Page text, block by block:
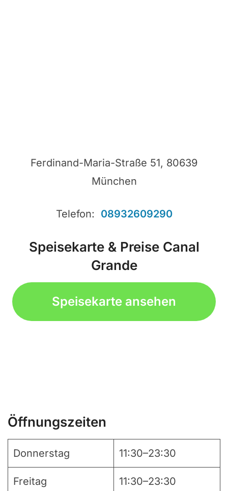
Ferdinand-Maria-Straße 51, 80639
München
Telefon: 08932609290
Speisekarte & Preise Canal
Grande
Speisekarte ansehen
Öffnungszeiten
Donnerstag 11:30–23:30
Freitag 11:30–23:30